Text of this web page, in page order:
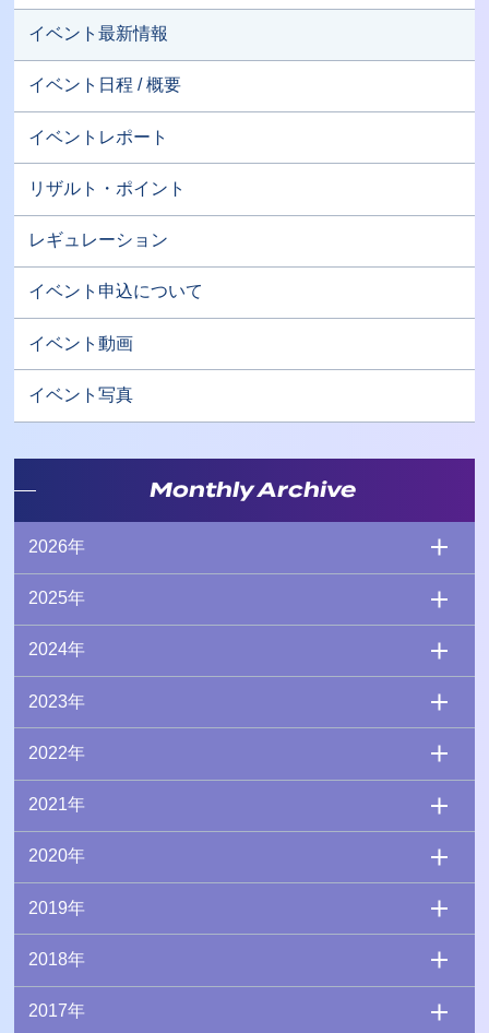
イベント最新情報
イベント日程 / 概要
イベントレポート
リザルト・ポイント
レギュレーション
イベント申込について
イベント動画
イベント写真
Monthly Archive
2026年
2025年
2024年
2023年
2022年
2021年
2020年
2019年
2018年
2017年